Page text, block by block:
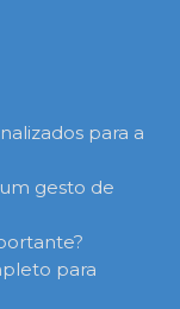
para a
gesto de
para